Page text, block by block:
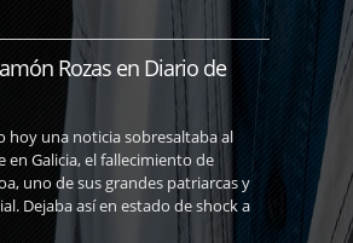
Rozas en Diario de
hoy una noticia sobresaltaba al
en Galicia, el fallecimiento de
uno de sus grandes patriarcas y
Dejaba así en estado de shock a